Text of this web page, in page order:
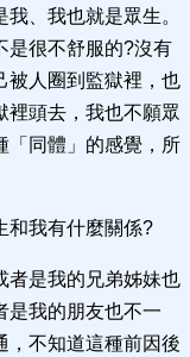
、我也就是眾生。
是很不舒服的?沒有
被人圈到監獄裡，也
裡頭去，我也不願眾
「同體」的感覺，所
和我有什麼關係?
者是我的兄弟姊妹也
是我的朋友也不一
，不知道這種前因後